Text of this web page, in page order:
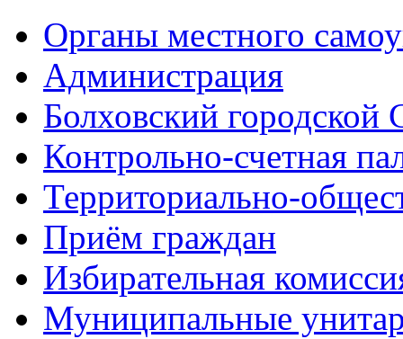
Органы местного
Администрация
Болховский городской
Контрольно-счетная
Территориально-
Приём граждан
Избирательная
Муниципальные